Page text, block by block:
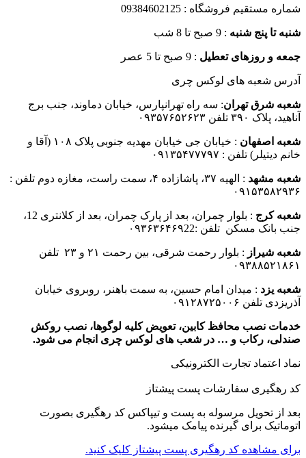
شماره مستقیم فروشگاه : 09384602125
شنبه تا پنج شنبه : 9 صبح تا 8 شب
جمعه و روزهای تعطیل : 9 صبح تا 5 عصر
آدرس شعبه های لوکس چری
شعبه شرق تهران: سه راه تهرانپارس، خیابان دماوند، جنب برج
آناهید، پلاک ۳۹۰ تلفن ۰۹۳۵۷۶۵۲۶۲۳
شعبه اصفهان
: خیابان جی خیابان مهدیه جنوبی پلاک ۱۰۸ (آقا و
خانم دیتیلر) تلفن : ۰۹۱۳۵۴۷۷۷۹۷
شعبه مشهد
: الهیه ۳۷، پاشازاده ۴، سمت راست، مغازه دوم تلفن :
۰۹۱۵۳۵۸۲۹۳۶
شعبه کرج
: بلوار چمران، بعد از پارک چمران، بعد از کلانتری 12،
جنب بانک مسکن تلفن :۰۹۳۶۳۶۴۶۹22
شعبه شیراز
: بلوار رحمت شرقی، بین رحمت ۲۱ و ۲۳ تلفن
۰۹۳۸۸۵۲۱۸۶۱
شعبه یزد : میدان امام حسین، به سمت باهنر، روبروی خیابان
آذریزدی تلفن ۰۹۱۲۸۷۲۵۰۰۶
خدمات نصب محافظ کابین، تعویض کلیه لوگوها، نصب روکش
صندلی، رکاب و … در شعب های لوکس چری انجام می شود.
نماد اعتماد تجارت الكترونیكی
کد رهگیری سفارشات پست پیشتاز
بعد از تحویل مرسوله به پست و تیپاکس کد رهگیری بصورت
اتوماتیک برای گیرنده پیامک میشود.
برای مشاهده کد رهگیری پست پیشتاز کلیک کنید.